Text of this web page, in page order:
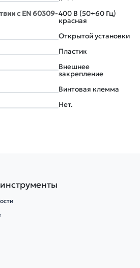
с EN 60309-400 В (50+60 Гц)
красная
Открытой установки
Пластик
Внешнее
закрепление
Винтовая клемма
Нет.